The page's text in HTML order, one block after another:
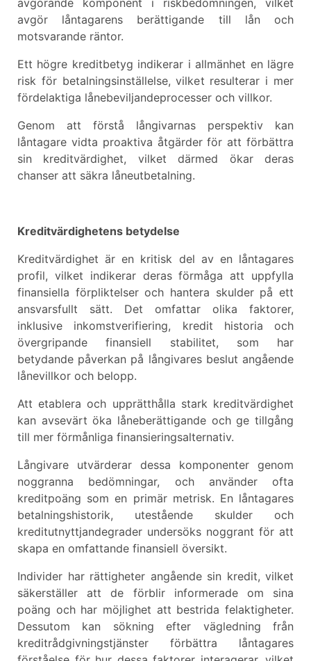
avgörande komponent i riskbedömningen, vilket
avgör låntagarens berättigande till lån och
motsvarande räntor.
Ett högre kreditbetyg indikerar i allmänhet en lägre
risk för betalningsinställelse, vilket resulterar i mer
fördelaktiga lånebeviljandeprocesser och villkor.
Genom att förstå långivarnas perspektiv kan
låntagare vidta proaktiva åtgärder för att förbättra
sin kreditvärdighet, vilket därmed ökar deras
chanser att säkra låneutbetalning.
Kreditvärdighetens betydelse
Kreditvärdighet är en kritisk del av en låntagares
profil, vilket indikerar deras förmåga att uppfylla
finansiella förpliktelser och hantera skulder på ett
ansvarsfullt sätt. Det omfattar olika faktorer,
inklusive inkomstverifiering, kredit historia och
övergripande finansiell stabilitet, som har
betydande påverkan på långivares beslut angående
lånevillkor och belopp.
Att etablera och upprätthålla stark kreditvärdighet
kan avsevärt öka låneberättigande och ge tillgång
till mer förmånliga finansieringsalternativ.
Långivare utvärderar dessa komponenter genom
noggranna bedömningar, och använder ofta
kreditpoäng som en primär metrisk. En låntagares
betalningshistorik, utestående skulder och
kreditutnyttjandegrader undersöks noggrant för att
skapa en omfattande finansiell översikt.
Individer har rättigheter angående sin kredit, vilket
säkerställer att de förblir informerade om sina
poäng och har möjlighet att bestrida felaktigheter.
Dessutom kan sökning efter vägledning från
kreditrådgivningstjänster förbättra låntagares